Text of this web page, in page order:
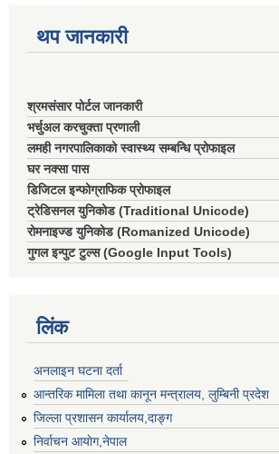
थप जानकारी
श्रमसंसार पोर्टल जानकारी
भर्चुअल करचुक्ता प्रणाली
लमही नगरपालिकाको स्वास्थ्य सम्बन्धि प्रोफाइल
घर नक्सा पास
डिजिटल इन्फोग्राफिक प्रोफाइल
ट्रेडिसनल युनिकोड (Traditional Unicode)
रोमनाइज्ड युनिकोड (Romanized Unicode)
गुगल इन्पुट टुल्स (Google Input Tools)
लिंक
अनलाइन घटना दर्ता
आन्तरिक मामिला तथा कानून मन्त्रालय, लुम्बिनी प्रदेश
जिल्ला प्रशासन कार्यालय,दाङ्ग
निर्वाचन आयाेग,नेपाल